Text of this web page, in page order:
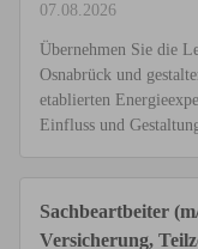
07.08.2026
Übernehmen Sie die
Osnabrück und
etablierten
Einfluss und
Sachbeartbeiter
Versicherung,